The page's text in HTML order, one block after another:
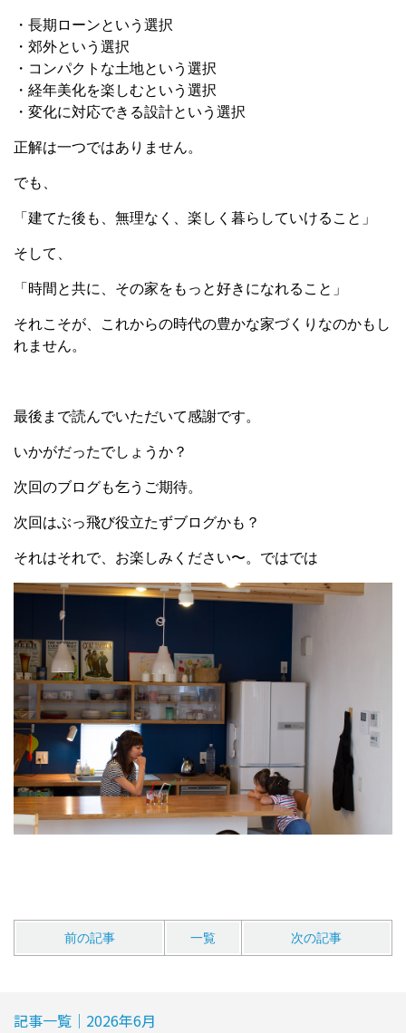
・長期ローンという選択
・郊外という選択
・コンパクトな土地という選択
・経年美化を楽しむという選択
・変化に対応できる設計という選択
正解は一つではありません。
でも、
「建てた後も、無理なく、楽しく暮らしていけること」
そして、
「時間と共に、その家をもっと好きになれること」
それこそが、これからの時代の豊かな家づくりなのかもし
れません。
最後まで読んでいただいて感謝です。
いかがだったでしょうか？
次回のブログも乞うご期待。
次回はぶっ飛び役立たずブログかも？
それはそれで、お楽しみください〜。ではでは
前の記事 一覧 次の記事
記事一覧｜2026年6月